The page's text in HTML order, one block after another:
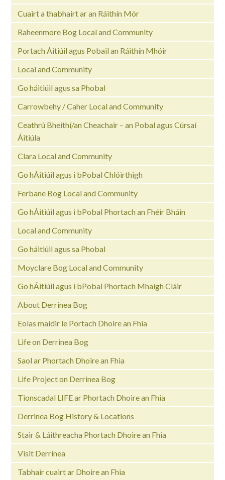
Cuairt a thabhairt ar an Ráithín Mór
Raheenmore Bog Local and Community
Portach Áitiúil agus Pobail an Ráithín Mhóir
Local and Community
Go háitiúil agus sa Phobal
Carrowbehy / Caher Local and Community
Ceathrú Bheithí/an Cheachair – an Pobal agus Cúrsaí
Áitiúla
Clara Local and Community
Go hÁitiúil agus i bPobal Chlóirthigh
Ferbane Bog Local and Community
Go hÁitiúil agus i bPobal Phortach an Fhéir Bháin
Local and Community
Go háitiúil agus sa Phobal
Moyclare Bog Local and Community
Go hÁitiúil agus i bPobal Phortach Mhaigh Cláir
About Derrinea Bog
Eolas maidir le Portach Dhoire an Fhia
Life on Derrinea Bog
Saol ar Phortach Dhoire an Fhia
Life Project on Derrinea Bog
Tionscadal LIFE ar Phortach Dhoire an Fhia
Derrinea Bog History & Locations
Stair & Láithreacha Phortach Dhoire an Fhia
Visit Derrinea
Tabhair cuairt ar Dhoire an Fhia